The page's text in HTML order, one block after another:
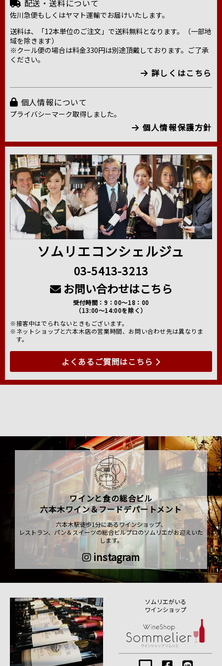
配送・送料について
佐川急便もしくはヤマト運輸でお届けいたします。
送料は、「12本単位のご注文」で送料無料となります。（一部地
域を除きます）
※クール便の場合は料金330円は別途頂戴しております。ご了承
ください。
詳しくはこちら
個人情報について
プライバシーマーク取得しました。
個人情報保護方針
ソムリエコンシェルジュ
03-5413-3213
お問い合わせはこちら
受付時間：9：00～18：00
（13:00～14:00を除く）
※接客中はでられないときもございます。
※ネットショップと六本木店の営業時間、お問い合わせ先は異なりま
す。
よくあるご質問はこちら
ワインと食の総合ビル
六本木ワイン＆フードデパートメント
六本木駅徒歩1分にあるワインショップ、
レストラン、パン＆スイーツの総合ビルプロのソムリエがお迎えいた
します。
instagram
ソムリエがいる
ワインショップ